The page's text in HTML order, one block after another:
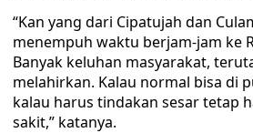
“Kan yang dari Cipatujah dan
menempuh waktu berjam-jam ke
Banyak keluhan masyarakat,
melahirkan. Kalau normal bisa di
kalau harus tindakan sesar tetap
sakit,” katanya.